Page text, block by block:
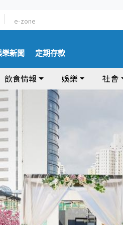
e-zone
樂新聞 定期存款
飲食情報 娛樂 社會